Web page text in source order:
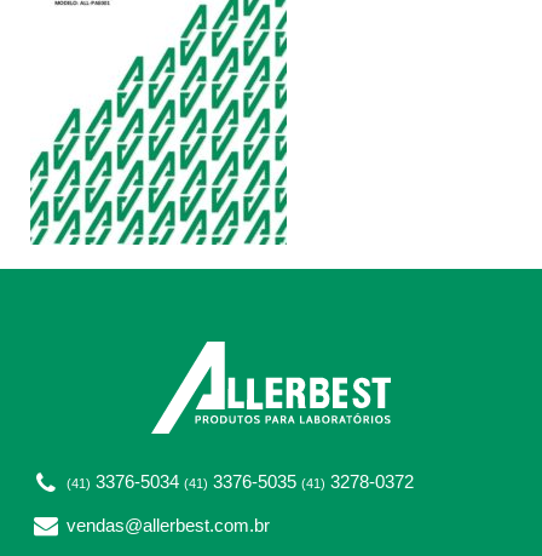
(41) 3376-5034 (41) 3376-5035 (41) 3278-0372
vendas@allerbest.com.br